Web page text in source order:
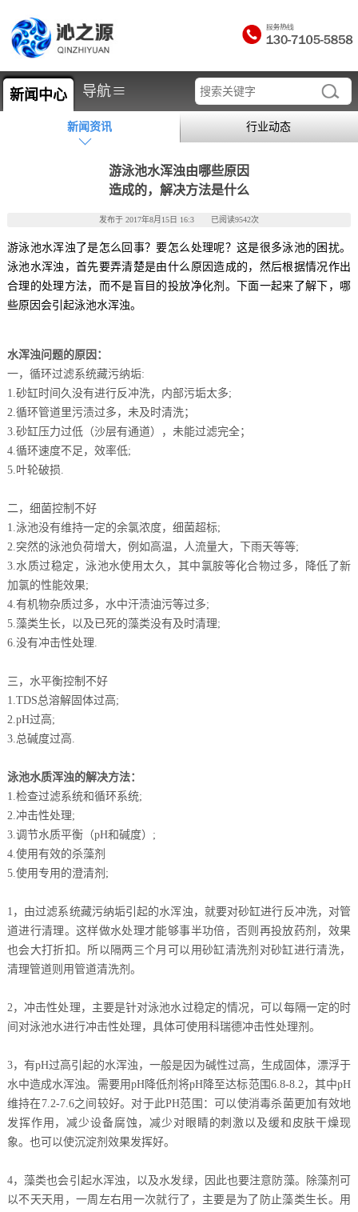
新闻中心 导航≡
新闻资讯 行业动态
游泳池水浑浊由哪些原因
造成的，解决方法是什么
发布于 2017年8月15日 16:3 已阅读9542次
游泳池水浑浊了是怎么回事？要怎么处理呢？这是很多泳池的困扰。
泳池水浑浊，首先要弄清楚是由什么原因造成的，然后根据情况作出
合理的处理方法，而不是盲目的投放净化剂。下面一起来了解下，哪
些原因会引起泳池水浑浊。
水浑浊问题的原因：
一，循环过滤系统藏污纳垢:
1.砂缸时间久没有进行反冲洗，内部污垢太多;
2.循环管道里污渍过多，未及时清洗；
3.砂缸压力过低（沙层有通道），未能过滤完全；
4.循环速度不足，效率低;
5.叶轮破损.
二，细菌控制不好
1.泳池没有维持一定的余氯浓度，细菌超标;
2.突然的泳池负荷增大，例如高温，人流量大，下雨天等等;
3.水质过稳定，泳池水使用太久，其中氯胺等化合物过多，降低了新
加氯的性能效果;
4.有机物杂质过多，水中汗渍油污等过多;
5.藻类生长，以及已死的藻类没有及时清理;
6.没有冲击性处理.
三，水平衡控制不好
1.TDS总溶解固体过高;
2.pH过高;
3.总碱度过高.
泳池水质浑浊的解决方法：
1.检查过滤系统和循环系统;
2.冲击性处理;
3.调节水质平衡（pH和碱度）;
4.使用有效的杀藻剂
5.使用专用的澄清剂;
1，由过滤系统藏污纳垢引起的水浑浊，就要对砂缸进行反冲洗，对管
道进行清理。这样做水处理才能够事半功倍，否则再投放药剂，效果
也会大打折扣。所以隔两三个月可以用砂缸清洗剂对砂缸进行清洗，
清理管道则用管道清洗剂。
2，冲击性处理，主要是针对泳池水过稳定的情况，可以每隔一定的时
间对泳池水进行冲击性处理，具体可使用科瑞德冲击性处理剂。
3，有pH过高引起的水浑浊，一般是因为碱性过高，生成固体，漂浮于
水中造成水浑浊。需要用pH降低剂将pH降至达标范围6.8-8.2，其中pH
维持在7.2-7.6之间较好。对于此PH范围：可以使消毒杀菌更加有效地
发挥作用，减少设备腐蚀，减少对眼睛的刺激以及缓和皮肤干燥现
象。也可以使沉淀剂效果发挥好。
4，藻类也会引起水浑浊，以及水发绿，因此也要注意防藻。除藻剂可
以不天天用，一周左右用一次就行了，主要是为了防止藻类生长。用